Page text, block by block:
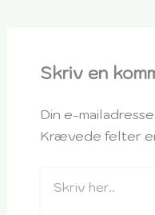
Skriv en
Din e-
Krævede felter
her..